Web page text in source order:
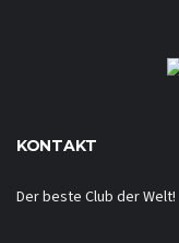
KONTAKT
Der beste Club der Welt!